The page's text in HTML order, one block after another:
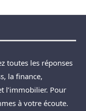
toutes les réponses
la finance,
l’immobilier. Pour
à votre écoute.